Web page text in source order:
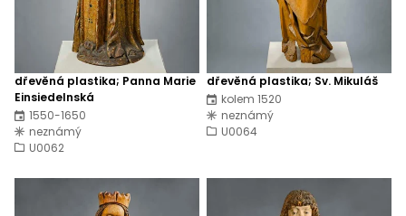
dřevěná plastika; Panna Marie
Einsiedelnská
1550-1650
neznámý
U0062
dřevěná plastika; Sv. Mikuláš
kolem 1520
neznámý
U0064